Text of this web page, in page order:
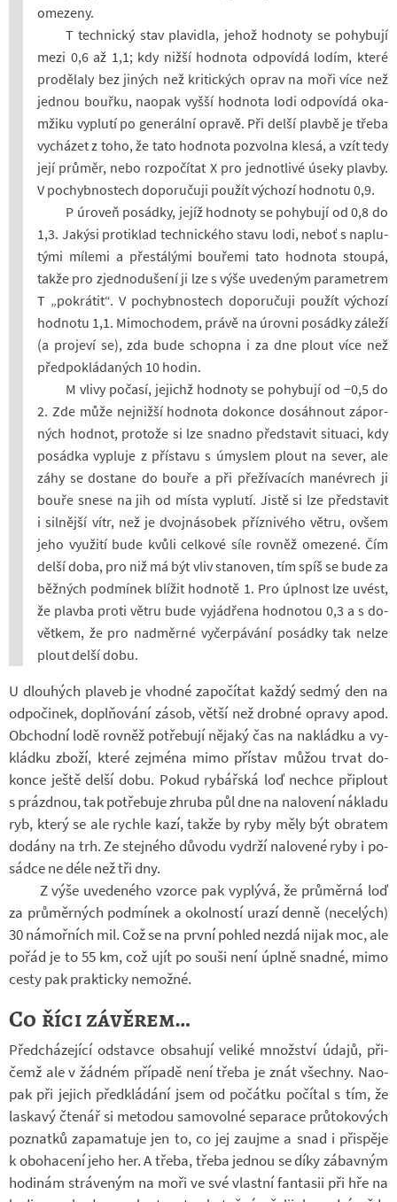
ome­zeny.
T tech­nický stav pla­vi­dla, jehož hod­noty se po­hy­bují
mezi 0,6 až 1,1; kdy nižší hod­nota od­po­vídá lodím, které
pro­dě­laly bez ji­ných než kri­tic­kých oprav na moři více než
jed­nou bouřku, na­o­pak vyšší hod­nota lodi od­po­vídá oka­
mžiku vy­plutí po ge­ne­rální opravě. Při delší plavbě je třeba
vy­chá­zet z toho, že tato hod­nota po­zvolna klesá, a vzít tedy
její prů­měr, nebo roz­po­čí­tat X pro jed­not­livé úseky plavby.
V po­chyb­nos­tech do­po­ru­čuji po­u­žít vý­chozí hod­notu 0,9.
P úro­veň po­sádky, jejíž hod­noty se po­hy­bují od 0,8 do
1,3. Ja­kýsi pro­ti­klad tech­nic­kého stavu lodi, neboť s na­plu­
tými mí­lemi a pře­stá­lými bou­řemi tato hod­nota stoupá,
takže pro zjed­no­du­šení ji lze s výše uve­de­ným pa­ra­me­t­rem
T „po­krá­tit“. V po­chyb­nos­tech do­po­ru­čuji po­u­žít vý­chozí
hod­notu 1,1. Mi­mo­cho­dem, právě na úrovni po­sádky zá­leží
(a pro­jeví se), zda bude schopna i za dne plout více než
před­po­klá­da­ných 10 hodin.
M vlivy po­časí, je­jichž hod­noty se po­hy­bují od −0,5 do
2. Zde může nej­nižší hod­nota do­konce do­sáh­nout zá­por­
ných hod­not, pro­tože si lze snadno před­sta­vit si­tu­aci, kdy
po­sádka vy­pluje z pří­stavu s úmys­lem plout na sever, ale
záhy se do­stane do bouře a při pře­ží­va­cích ma­né­vrech ji
bouře snese na jih od místa vy­plutí. Jistě si lze před­sta­vit
i sil­nější vítr, než je dvoj­ná­so­bek pří­z­ni­vého větru, ovšem
jeho vy­u­žití bude kvůli cel­kové síle rov­něž ome­zené. Čím
delší doba, pro niž má být vliv sta­no­ven, tím spíš se bude za
běž­ných pod­mí­nek blí­žit hod­notě 1. Pro úpl­nost lze uvést,
že plavba proti větru bude vy­já­d­řena hod­no­tou 0,3 a s do­
vět­kem, že pro nad­měrné vy­čer­pá­vání po­sádky tak nelze
plout delší dobu.
U dlou­hých pla­veb je vhodné za­po­čí­tat každý sedmý den na
od­po­či­nek, do­pl­ňo­vání zásob, větší než drobné opravy apod.
Ob­chodní lodě rov­něž po­tře­bují ně­jaký čas na na­kládku a vy­
kládku zboží, které zejména mimo pří­stav můžou trvat do­
konce ještě delší dobu. Pokud ry­bář­ská loď ne­chce při­plout
s prázd­nou, tak po­tře­buje zhruba půl dne na na­lo­vení ná­kladu
ryb, který se ale rychle kazí, takže by ryby měly být ob­ra­tem
do­dány na trh. Ze stej­ného dů­vodu vy­drží na­lo­vené ryby i po­
sádce ne déle než tři dny.
Z výše uve­de­ného vzorce pak vy­plývá, že prů­měrná loď
za prů­měr­ných pod­mí­nek a okol­ností urazí denně (ne­ce­lých)
30 ná­moř­ních mil. Což se na první po­hled nezdá nijak moc, ale
pořád je to 55 km, což ujít po souši není úplně snadné, mimo
cesty pak prak­ticky ne­možné.
Co říci závěrem…
Před­chá­ze­jící od­stavce ob­sa­hují ve­liké množ­ství údajů, při­
čemž ale v žád­ném pří­padě není třeba je znát všechny. Na­o­
pak při je­jich před­klá­dání jsem od po­čátku po­čí­tal s tím, že
las­kavý čte­nář si me­to­dou sa­mo­volné se­pa­race prů­to­ko­vých
po­znatků za­pa­ma­tuje jen to, co jej za­ujme a snad i při­spěje
k obo­ha­cení jeho her. A třeba, třeba jed­nou se díky zá­bav­ným
ho­di­nám strá­ve­ným na moři ve své vlastní fan­tasii při hře na